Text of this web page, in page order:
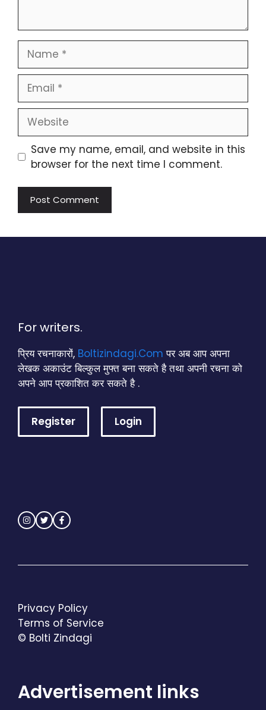
Name
Email
Website
Save my name, email, and website in this
browser for the next time I comment.
For writers.
प्रिय रचनाकारों, Boltizindagi.Com पर अब आप अपना
लेखक अकाउंट बिल्कुल मुफ्त बना सकते है तथा अपनी रचना को
अपने आप प्रकाशित कर सकते है .
Register Login
© Bolti Zindagi
Privacy Policy
Terms of Service
Advertisement links